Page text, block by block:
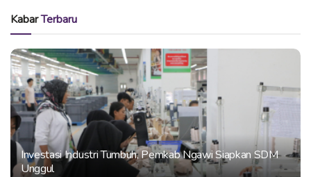
KabarTerbaru
Investasi Industri Tumbuh, Pemkab Ngawi Siapkan SDM
Unggul